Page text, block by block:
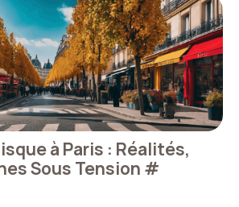
à Paris : Réalités,
Sous Tension #